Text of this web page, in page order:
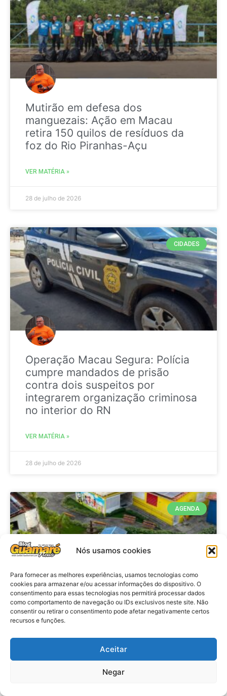
Nós usamos cookies
Para fornecer as melhores experiências, usamos tecnologias como
cookies para armazenar e/ou acessar informações do dispositivo. O
consentimento para essas tecnologias nos permitirá processar dados
como comportamento de navegação ou IDs exclusivos neste site. Não
consentir ou retirar o consentimento pode afetar negativamente certos
recursos e funções.
Aceitar
Negar
Mutirão em defesa dos
manguezais: Ação em Macau
retira 150 quilos de resíduos da
foz do Rio Piranhas-Açu
VER MATÉRIA »
28 de julho de 2026
CIDADES
Operação Macau Segura: Polícia
cumpre mandados de prisão
contra dois suspeitos por
integrarem organização criminosa
no interior do RN
VER MATÉRIA »
28 de julho de 2026
AGENDA
Agenda: 10ª Mostra Pedagógica
da Casa Durval Paiva acontecerá
nesta quarta-feira (29)